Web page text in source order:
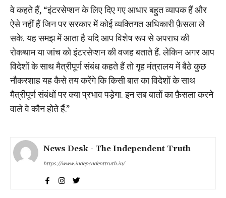
वे कहते हैं, “इंटरसेप्शन के लिए दिए गए आधार बहुत व्यापक हैं और
ऐसे नहीं हैं जिन पर सरकार में कोई व्यक्तिगत अधिकारी फ़ैसला ले
सके. यह समझ में आता है यदि आप विशेष रूप से अपराध की
रोकथाम या जांच को इंटरसेप्शन की वजह बताते हैं. लेकिन अगर आप
विदेशों के साथ मैत्रीपूर्ण संबंध कहते हैं तो गृह मंत्रालय में बैठे कुछ
नौकरशाह यह कैसे तय करेंगे कि किसी बात का विदेशों के साथ
मैत्रीपूर्ण संबंधों पर क्या प्रभाव पड़ेगा. इन सब बातों का फ़ैसला करने
वाले वे कौन होते हैं.”
News Desk - The Independent Truth
https://www.independenttruth.in/